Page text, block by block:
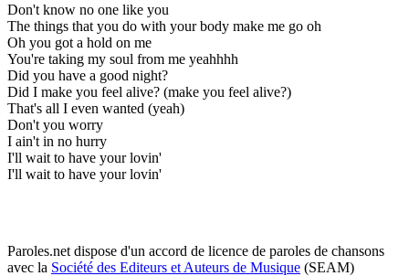
Don't know no one like you
The things that you do with your body make me go oh
Oh you got a hold on me
You're taking my soul from me yeahhhh
Did you have a good night?
Did I make you feel alive? (make you feel alive?)
That's all I even wanted (yeah)
Don't you worry
I ain't in no hurry
I'll wait to have your lovin'
I'll wait to have your lovin'
Paroles.net dispose d'un accord de licence de paroles de chansons
avec la Société des Editeurs et Auteurs de Musique (SEAM)